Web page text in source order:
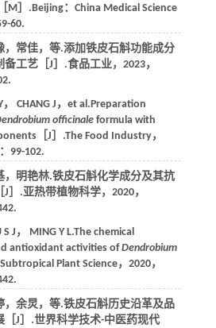
［M］.Beijing：China Medical Science
60.
常佳， 等.添加铁皮石斛功能成分
备工艺［J］.食品工业， 2023，
， CHANG J ， et al.Preparation
officinaleformula with
［J］.The Food Industry，
99-102.
，明艳林.铁皮石斛化学成分及其抗
J］.亚热带植物科学， 2020，
S J ， MING Y L.The chemical
antioxidant activities ofDendrobium
Subtropical Plant Science， 2020，
余炅， 等.铁皮石斛历史沿革及品
［J］.世界科学技术-中医药现代